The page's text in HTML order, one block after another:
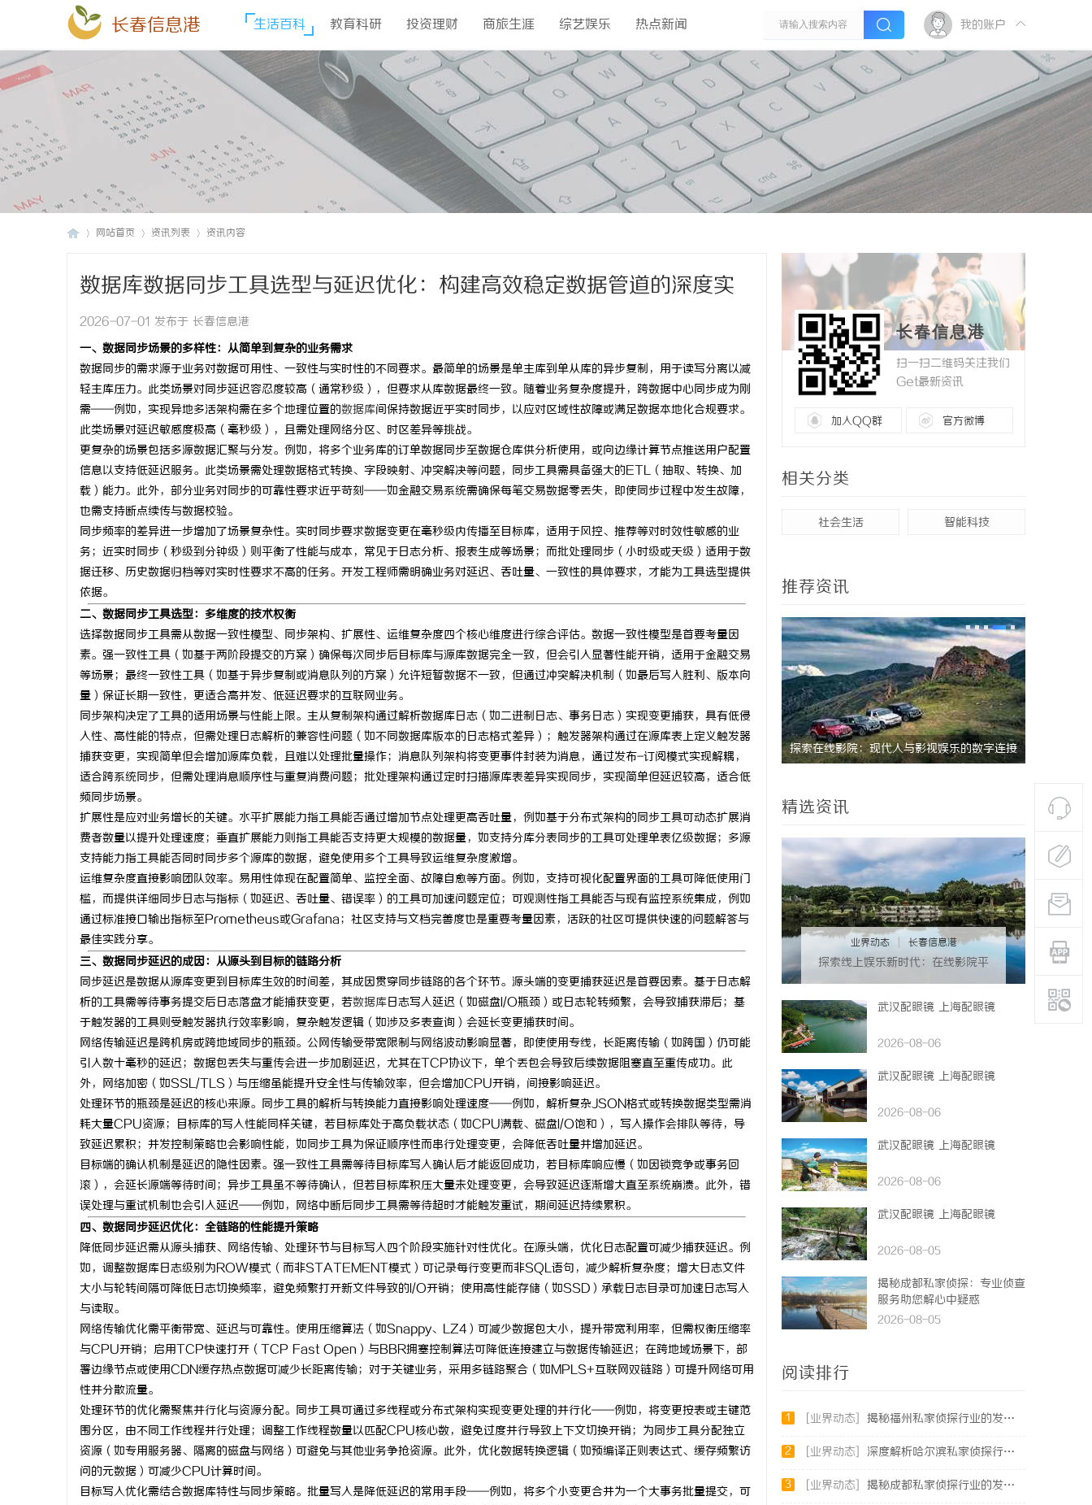
长春信息港 生活百科 教育科研 投资理财 商旅生涯 综艺娱乐 热点新闻 我的账户
网站首页 资讯列表 资讯内容
数据库数据同步工具选型与延迟优化：构建高效稳定数据管道的深度实
践
2026-07-01 发布于 长春信息港
一、数据同步场景的多样性：从简单到复杂的业务需求
数据同步的需求源于业务对数据可用性、一致性与实时性的不同要求。最简单的场景是单主库到单从库的异步复制，用于读写分离以减
轻主库压力。此类场景对同步延迟容忍度较高（通常秒级），但要求从库数据最终一致。随着业务复杂度提升，跨数据中心同步成为刚
需——例如，实现异地多活架构需在多个地理位置的数据库间保持数据近乎实时同步，以应对区域性故障或满足数据本地化合规要求。
此类场景对延迟敏感度极高（毫秒级），且需处理网络分区、时区差异等挑战。
更复杂的场景包括多源数据汇聚与分发。例如，将多个业务库的订单数据同步至数据仓库供分析使用，或向边缘计算节点推送用户配置
信息以支持低延迟服务。此类场景需处理数据格式转换、字段映射、冲突解决等问题，同步工具需具备强大的ETL（抽取、转换、加
载）能力。此外，部分业务对同步的可靠性要求近乎苛刻——如金融交易系统需确保每笔交易数据零丢失，即使同步过程中发生故障，
也需支持断点续传与数据校验。
同步频率的差异进一步增加了场景复杂性。实时同步要求数据变更在毫秒级内传播至目标库，适用于风控、推荐等对时效性敏感的业
务；近实时同步（秒级到分钟级）则平衡了性能与成本，常见于日志分析、报表生成等场景；而批处理同步（小时级或天级）适用于数
据迁移、历史数据归档等对实时性要求不高的任务。开发工程师需明确业务对延迟、吞吐量、一致性的具体要求，才能为工具选型提供
依据。
二、数据同步工具选型：多维度的技术权衡
选择数据同步工具需从数据一致性模型、同步架构、扩展性、运维复杂度四个核心维度进行综合评估。数据一致性模型是首要考量因
素。强一致性工具（如基于两阶段提交的方案）确保每次同步后目标库与源库数据完全一致，但会引入显著性能开销，适用于金融交易
等场景；最终一致性工具（如基于异步复制或消息队列的方案）允许短暂数据不一致，但通过冲突解决机制（如最后写入胜利、版本向
量）保证长期一致性，更适合高并发、低延迟要求的互联网业务。
同步架构决定了工具的适用场景与性能上限。主从复制架构通过解析数据库日志（如二进制日志、事务日志）实现变更捕获，具有低侵
入性、高性能的特点，但需处理日志解析的兼容性问题（如不同数据库版本的日志格式差异）；触发器架构通过在源库表上定义触发器
捕获变更，实现简单但会增加源库负载，且难以处理批量操作；消息队列架构将变更事件封装为消息，通过发布-订阅模式实现解耦，
适合跨系统同步，但需处理消息顺序性与重复消费问题；批处理架构通过定时扫描源库表差异实现同步，实现简单但延迟较高，适合低
频同步场景。
扩展性是应对业务增长的关键。水平扩展能力指工具能否通过增加节点处理更高吞吐量，例如基于分布式架构的同步工具可动态扩展消
费者数量以提升处理速度；垂直扩展能力则指工具能否支持更大规模的数据量，如支持分库分表同步的工具可处理单表亿级数据；多源
支持能力指工具能否同时同步多个源库的数据，避免使用多个工具导致运维复杂度激增。
运维复杂度直接影响团队效率。易用性体现在配置简单、监控全面、故障自愈等方面。例如，支持可视化配置界面的工具可降低使用门
槛，而提供详细同步日志与指标（如延迟、吞吐量、错误率）的工具可加速问题定位；可观测性指工具能否与现有监控系统集成，例如
通过标准接口输出指标至Prometheus或Grafana；社区支持与文档完善度也是重要考量因素，活跃的社区可提供快速的问题解答与
最佳实践分享。
三、数据同步延迟的成因：从源头到目标的链路分析
同步延迟是数据从源库变更到目标库生效的时间差，其成因贯穿同步链路的各个环节。源头端的变更捕获延迟是首要因素。基于日志解
析的工具需等待事务提交后日志落盘才能捕获变更，若数据库日志写入延迟（如磁盘I/O瓶颈）或日志轮转频繁，会导致捕获滞后；基
于触发器的工具则受触发器执行效率影响，复杂触发逻辑（如涉及多表查询）会延长变更捕获时间。
网络传输延迟是跨机房或跨地域同步的瓶颈。公网传输受带宽限制与网络波动影响显著，即使使用专线，长距离传输（如跨国）仍可能
引入数十毫秒的延迟；数据包丢失与重传会进一步加剧延迟，尤其在TCP协议下，单个丢包会导致后续数据阻塞直至重传成功。此
外，网络加密（如SSL/TLS）与压缩虽能提升安全性与传输效率，但会增加CPU开销，间接影响延迟。
处理环节的瓶颈是延迟的核心来源。同步工具的解析与转换能力直接影响处理速度——例如，解析复杂JSON格式或转换数据类型需消
耗大量CPU资源；目标库的写入性能同样关键，若目标库处于高负载状态（如CPU满载、磁盘I/O饱和），写入操作会排队等待，导
致延迟累积；并发控制策略也会影响性能，如同步工具为保证顺序性而串行处理变更，会降低吞吐量并增加延迟。
目标端的确认机制是延迟的隐性因素。强一致性工具需等待目标库写入确认后才能返回成功，若目标库响应慢（如因锁竞争或事务回
滚），会延长源端等待时间；异步工具虽不等待确认，但若目标库积压大量未处理变更，会导致延迟逐渐增大直至系统崩溃。此外，错
误处理与重试机制也会引入延迟——例如，网络中断后同步工具需等待超时才能触发重试，期间延迟持续累积。
四、数据同步延迟优化：全链路的性能提升策略
降低同步延迟需从源头捕获、网络传输、处理环节与目标写入四个阶段实施针对性优化。在源头端，优化日志配置可减少捕获延迟。例
如，调整数据库日志级别为ROW模式（而非STATEMENT模式）可记录每行变更而非SQL语句，减少解析复杂度；增大日志文件
大小与轮转间隔可降低日志切换频率，避免频繁打开新文件导致的I/O开销；使用高性能存储（如SSD）承载日志目录可加速日志写入
与读取。
网络传输优化需平衡带宽、延迟与可靠性。使用压缩算法（如Snappy、LZ4）可减少数据包大小，提升带宽利用率，但需权衡压缩率
与CPU开销；启用TCP快速打开（TCP Fast Open）与BBR拥塞控制算法可降低连接建立与数据传输延迟；在跨地域场景下，部
署边缘节点或使用CDN缓存热点数据可减少长距离传输；对于关键业务，采用多链路聚合（如MPLS+互联网双链路）可提升网络可用
性并分散流量。
处理环节的优化需聚焦并行化与资源分配。同步工具可通过多线程或分布式架构实现变更处理的并行化——例如，将变更按表或主键范
围分区，由不同工作线程并行处理；调整工作线程数量以匹配CPU核心数，避免过度并行导致上下文切换开销；为同步工具分配独立
资源（如专用服务器、隔离的磁盘与网络）可避免与其他业务争抢资源。此外，优化数据转换逻辑（如预编译正则表达式、缓存频繁访
问的元数据）可减少CPU计算时间。
目标写入优化需结合数据库特性与同步策略。批量写入是降低延迟的常用手段——例如，将多个小变更合并为一个大事务批量提交，可
长春信息港
扫一扫二维码关注我们
Get最新资讯
加入QQ群 官方微博
相关分类
社会生活 智能科技
推荐资讯
商标买卖：：如何把握机遇与规避风险 深入解析飞牛影视：打造优质影视体验的先锋
平台
深度解析蚂蚁影视：智能影视平台的未来趋势
与优势
探索在线影院：现代人与影视娱乐的数字连接
精选资讯
业界动态 长春信息港
探索线上娱乐新时代：在线影院平
武汉配眼镜 上海配眼镜
2026-08-06
武汉配眼镜 上海配眼镜
2026-08-06
武汉配眼镜 上海配眼镜
2026-08-06
武汉配眼镜 上海配眼镜
2026-08-05
揭秘成都私家侦探：专业侦查
服务助您解心中疑惑
2026-08-05
阅读排行
1 [业界动态] 揭秘福州私家侦探行业的发展与实际应用全解析
2 [业界动态] 深度解析哈尔滨私家侦探行业的发展与应用现状
3 [业界动态] 揭秘成都私家侦探行业的发展与应用前景分析